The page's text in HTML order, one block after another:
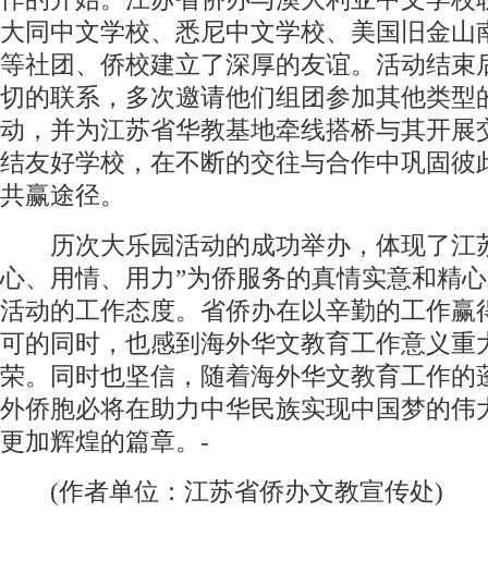
大同中文学校、悉尼中文学校、美国旧金山
等社团、侨校建立了深厚的友谊。活动结束
切的联系，多次邀请他们组团参加其他类型
动，并为江苏省华教基地牵线搭桥与其开展
结友好学校，在不断的交往与合作中巩固彼
共赢途径。
历次大乐园活动的成功举办，体现了江
心、用情、用力”为侨服务的真情实意和精
活动的工作态度。省侨办在以辛勤的工作赢
可的同时，也感到海外华文教育工作意义重
荣。同时也坚信，随着海外华文教育工作的
外侨胞必将在助力中华民族实现中国梦的伟
更加辉煌的篇章。-
(作者单位：江苏省侨办文教宣传处)